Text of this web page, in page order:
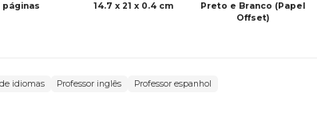
páginas 14.7 x 21 x 0.4 cm
Preto e Branco (Papel
Offset)
idiomas Professor inglês Professor espanhol